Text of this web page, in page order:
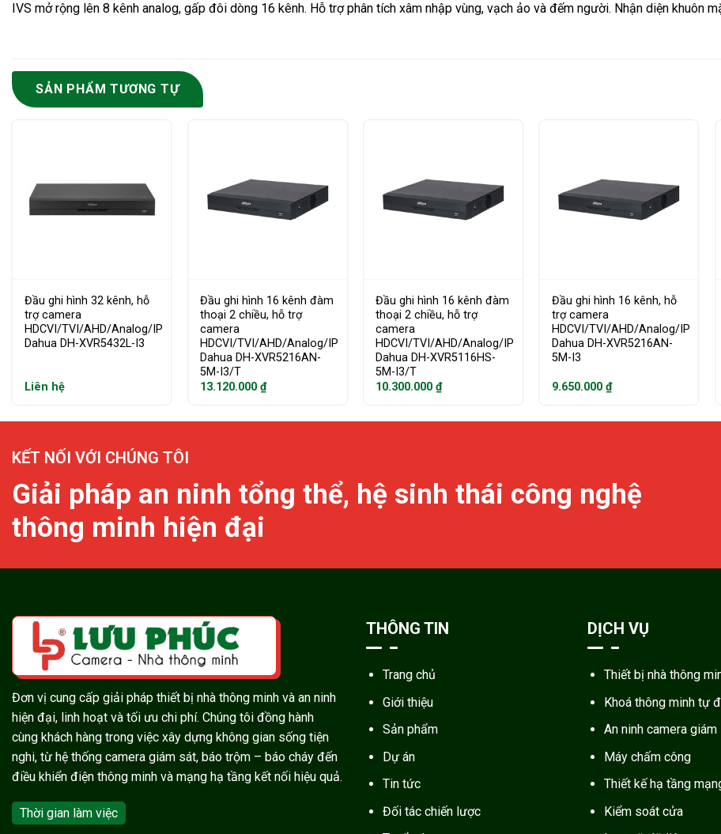
IVS mở rộng lên 8 kênh analog, gấp đôi dòng 16 kênh. Hỗ trợ phân tích xâm nhập vùng, vạch ảo và đếm người. Nhận diện khuôn
SẢN PHẨM TƯƠNG TỰ
Đầu ghi hình 32 kênh, hỗ
trợ camera
HDCVI/TVI/AHD/Analog/IP
Dahua DH-XVR5432L-I3
Liên hệ
Đầu ghi hình 16 kênh đàm
thoại 2 chiều, hỗ trợ
camera
HDCVI/TVI/AHD/Analog/IP
Dahua DH-XVR5216AN-
5M-I3/T
13.120.000₫
Đầu ghi hình 16 kênh đàm
thoại 2 chiều, hỗ trợ
camera
HDCVI/TVI/AHD/Analog/IP
Dahua DH-XVR5116HS-
5M-I3/T
10.300.000₫
Đầu ghi hình 16 kênh, hỗ
trợ camera
HDCVI/TVI/AHD/Analog/IP
Dahua DH-XVR5216AN-
5M-I3
9.650.000 ₫
KẾT NỐI VỚI CHÚNG TÔI
Giải pháp an ninh tổng thể, hệ sinh thái công nghệ
thông minh hiện đại
Đơn vị cung cấp giải pháp thiết bị nhà thông minh và an ninh
hiện đại, linh hoạt và tối ưu chi phí. Chúng tôi đồng hành
cùng khách hàng trong việc xây dựng không gian sống tiện
nghi, từ hệ thống camera giám sát, báo trộm – báo cháy đến
điều khiển điện thông minh và mạng hạ tầng kết nối hiệu quả.
Thời gian làm việc
THÔNG TIN
Trang chủ
Giới thiệu
Sản phẩm
Dự án
Tin tức
Đối tác chiến lược
DỊCH VỤ
Thiết bị nhà thông
Khoá thông minh tự
An ninh camera giám
Máy chấm công
Thiết kế hạ tầng
Kiểm soát cửa